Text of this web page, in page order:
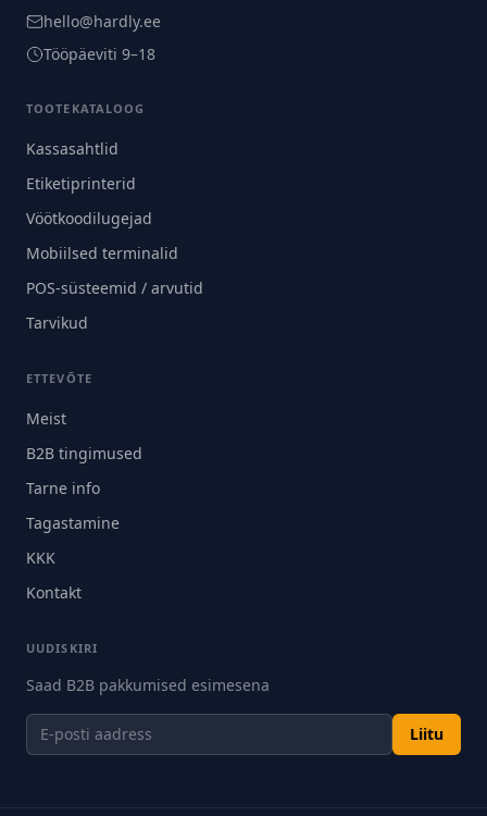
hello@hardly.ee
Tööpäeviti 9–18
TOOTEKATALOOG
Kassasahtlid
Etiketiprinterid
Vöötkoodilugejad
Mobiilsed terminalid
POS-süsteemid / arvutid
Tarvikud
ETTEVÕTE
Meist
B2B tingimused
Tarne info
Tagastamine
KKK
Kontakt
UUDISKIRI
Saad B2B pakkumised esimesena
Liitu